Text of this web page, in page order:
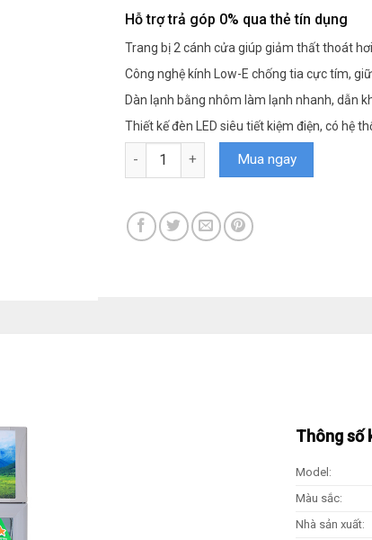
Hỗ trợ trả góp 0% qua thẻ tín dụng
Trang bị 2 cánh cửa giúp giảm thất thoát
Công nghệ kính Low-E chống tia cực tím,
Dàn lạnh bằng nhôm làm lạnh nhanh, dẫn
Thiết kế đèn LED siêu tiết kiệm điện, có hệ
Tủ mát Sanaky 200 lít VH-258WL số lượng
Mua ngay
Thông số
Model:
Màu sắc:
Nhà sản xuất: